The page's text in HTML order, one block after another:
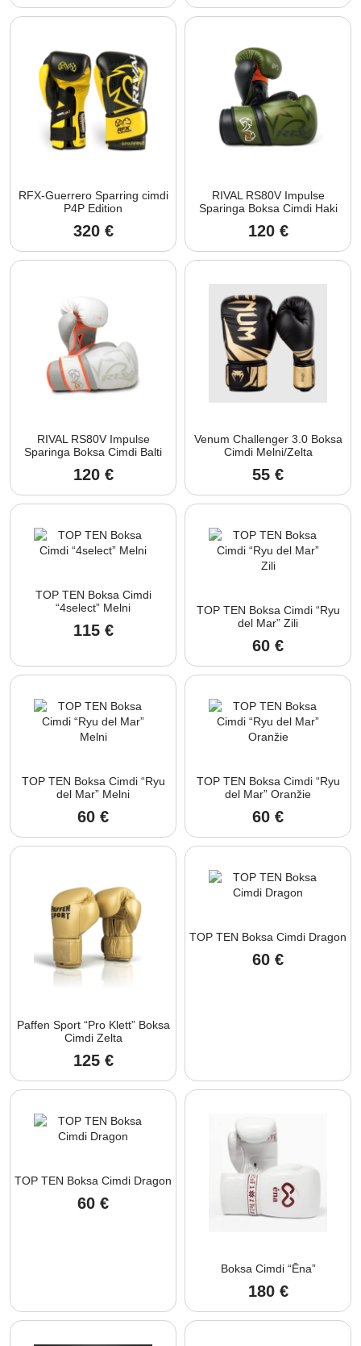
RFX-Guerrero Sparring cimdi
P4P Edition
320 €
RIVAL RS80V Impulse
Sparinga Boksa Cimdi Haki
120 €
RIVAL RS80V Impulse
Sparinga Boksa Cimdi Balti
120 €
Venum Challenger 3.0 Boksa
Cimdi Melni/Zelta
55 €
TOP TEN Boksa Cimdi
“4select” Melni
115 €
TOP TEN Boksa Cimdi “Ryu
del Mar” Zili
60 €
TOP TEN Boksa Cimdi “Ryu
del Mar” Melni
60 €
TOP TEN Boksa Cimdi “Ryu
del Mar” Oranžie
60 €
Paffen Sport “Pro Klett” Boksa
Cimdi Zelta
125 €
TOP TEN Boksa Cimdi Dragon
60 €
TOP TEN Boksa Cimdi Dragon
60 €
Boksa Cimdi “Ēna”
180 €